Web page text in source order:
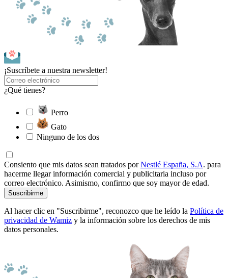
¡Suscríbete a nuestra newsletter!
¿Qué tienes?
Perro
Gato
Ninguno de los dos
Consiento que mis datos sean tratados porNestlé España, S.A. para
hacerme llegar información comercial y publicitaria incluso por
correo electrónico. Asimismo, confirmo que soy mayor de edad.
Suscribirme
Al hacer clic en "Suscribirme", reconozco que he leído la Política de
privacidad de Wamiz y la información sobre los derechos de mis
datos personales.